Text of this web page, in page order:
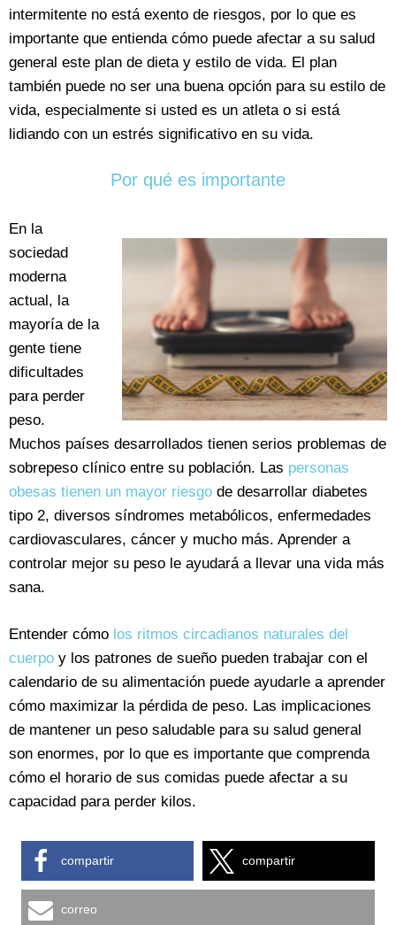
intermitente no está exento de riesgos, por lo que es
importante que entienda cómo puede afectar a su salud
general este plan de dieta y estilo de vida. El plan
también puede no ser una buena opción para su estilo de
vida, especialmente si usted es un atleta o si está
lidiando con un estrés significativo en su vida.
Por qué es importante
En la
sociedad
moderna
actual, la
mayoría de la
gente tiene
dificultades
para perder
peso.
Muchos países desarrollados tienen serios problemas de
sobrepeso clínico entre su población. Las personas
obesas tienen un mayor riesgo de desarrollar diabetes
tipo 2, diversos síndromes metabólicos, enfermedades
cardiovasculares, cáncer y mucho más. Aprender a
controlar mejor su peso le ayudará a llevar una vida más
sana.
Entender cómo los ritmos circadianos naturales del
cuerpo y los patrones de sueño pueden trabajar con el
calendario de su alimentación puede ayudarle a aprender
cómo maximizar la pérdida de peso. Las implicaciones
de mantener un peso saludable para su salud general
son enormes, por lo que es importante que comprenda
cómo el horario de sus comidas puede afectar a su
capacidad para perder kilos.
compartir compartir
correo